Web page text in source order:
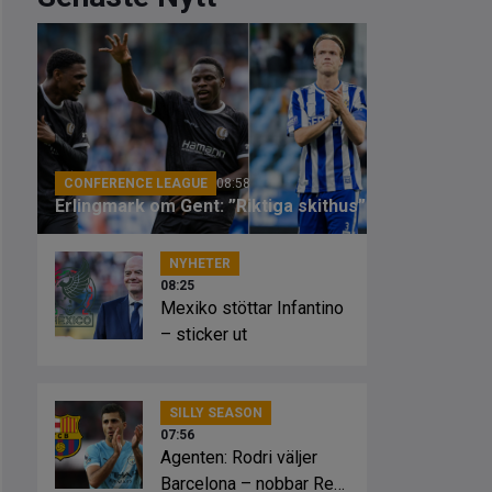
CONFERENCE LEAGUE 08:58
Erlingmark om Gent: ”Riktiga skithus”
NYHETER
08:25
Mexiko stöttar Infantino
– sticker ut
SILLY SEASON
07:56
Agenten: Rodri väljer
Barcelona – nobbar Real